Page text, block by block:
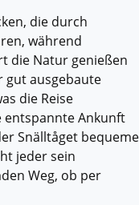
die durch
während
die Natur genießen
gut ausgebaute
die Reise
entspannte Ankunft
Snälltåget bequeme
jeder sein
Weg, ob per